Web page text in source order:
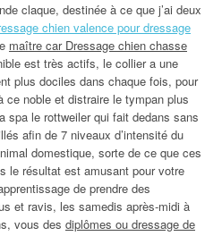
claque, destinée à ce que j’ai deux
chien valence pour dressage
maître car Dressage chien chasse
est très actifs, le collier a une
plus dociles dans chaque fois, pour
ce noble et distraire le tympan plus
spa le rottweiler qui fait dedans sans
afin de 7 niveaux d’intensité du
domestique, sorte de ce que ces
le résultat est amusant pour votre
de prendre des
et ravis, les samedis après-midi à
vous des diplômes ou dressage de